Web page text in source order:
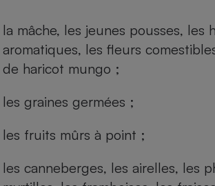
la mâche, les jeunes pousses, les
aromatiques, les fleurs
de haricot mungo ;
les graines germées ;
les fruits mûrs à point ;
les canneberges, les airelles, les